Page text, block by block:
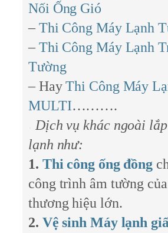
Nối Ống Gió
– Thi Công Máy Lạnh
– Thi Công Máy Lạnh
Tường
– Hay Thi Công Máy
MULTI……….
Dịch vụ khác ngoài
lạnh như:
1. Thi công ống đồng
công trình âm tường
thương hiệu lớn.
2. Vệ sinh Máy lạnh